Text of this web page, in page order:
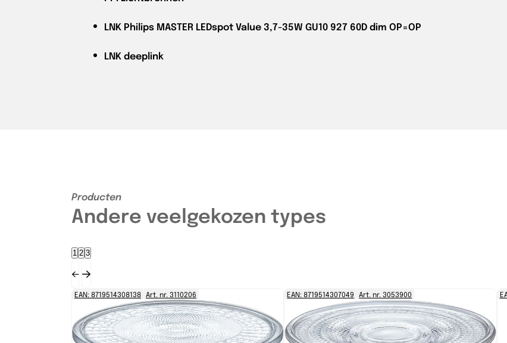
LNK Philips MASTER LEDspot Value 3,7-35W GU10 927 60D dim OP=OP
LNKdeeplink
Producten
Andere veelgekozen types
1 2 3
EAN: 8719514308138 Art. nr. 3110206 EAN: 8719514307049 Art. nr. 3053900